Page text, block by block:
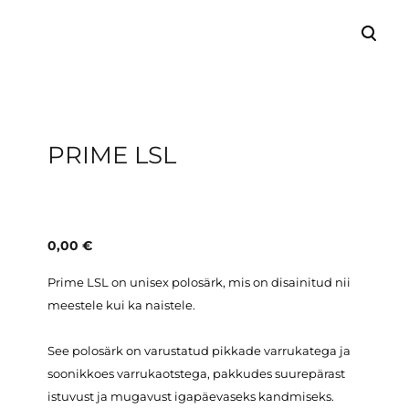
PRIME LSL
0,00 €
Prime LSL on unisex polosärk, mis on disainitud nii
meestele kui ka naistele.
See polosärk on varustatud pikkade varrukatega ja
soonikkoes varrukaotstega, pakkudes suurepärast
istuvust ja mugavust igapäevaseks kandmiseks.